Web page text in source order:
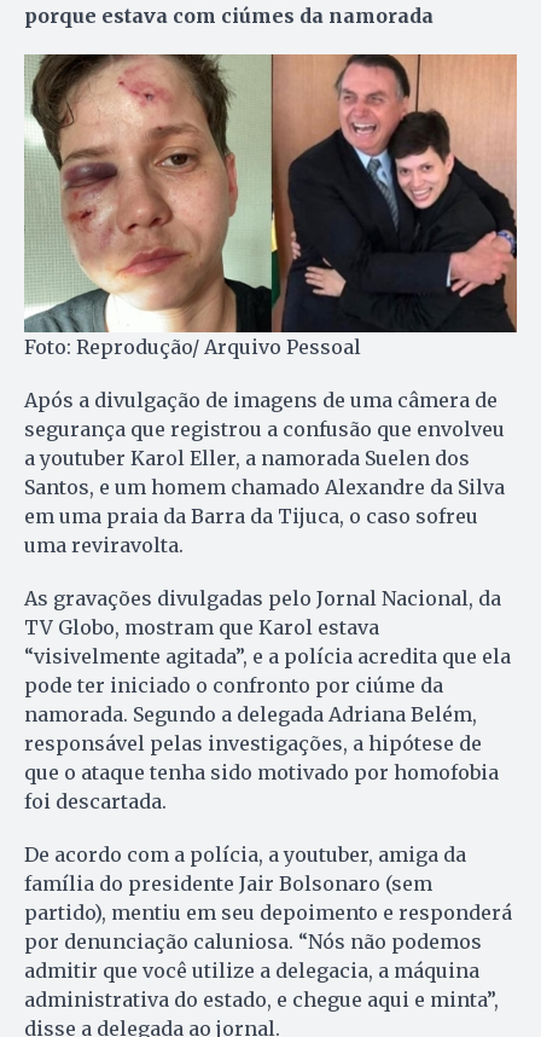
porque estava com ciúmes da namorada
Foto: Reprodução/ Arquivo Pessoal
Após a divulgação de imagens de uma câmera de
segurança que registrou a confusão que envolveu
a youtuber Karol Eller, a namorada Suelen dos
Santos, e um homem chamado Alexandre da Silva
em uma praia da Barra da Tijuca, o caso sofreu
uma reviravolta.
As gravações divulgadas pelo Jornal Nacional, da
TV Globo, mostram que Karol estava
“visivelmente agitada”, e a polícia acredita que ela
pode ter iniciado o confronto por ciúme da
namorada. Segundo a delegada Adriana Belém,
responsável pelas investigações, a hipótese de
que o ataque tenha sido motivado por homofobia
foi descartada.
De acordo com a polícia, a youtuber, amiga da
família do presidente Jair Bolsonaro (sem
partido), mentiu em seu depoimento e responderá
por denunciação caluniosa. “Nós não podemos
admitir que você utilize a delegacia, a máquina
administrativa do estado, e chegue aqui e minta”,
disse a delegada ao jornal.